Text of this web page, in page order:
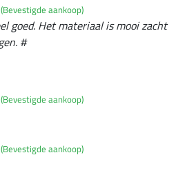
(Bevestigde aankoop)
goed. Het materiaal is mooi zacht
#
(Bevestigde aankoop)
(Bevestigde aankoop)